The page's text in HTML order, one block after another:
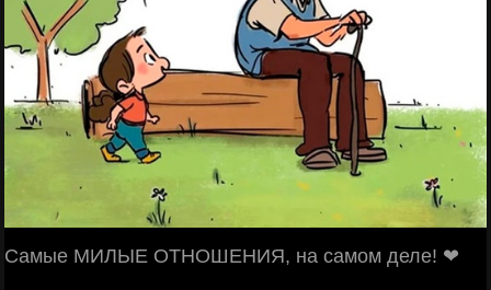
Самые МИЛЫЕ ОТНОШЕНИЯ, на самом деле! ❤